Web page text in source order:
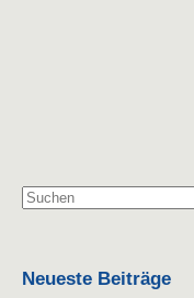
Neueste Beiträge